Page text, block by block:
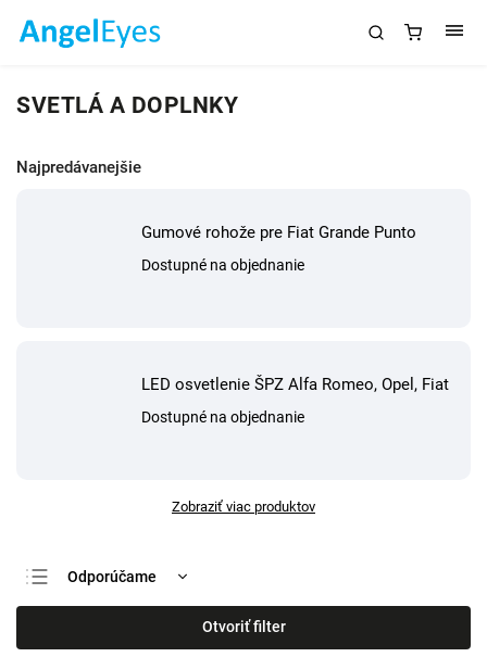
SVETLÁ A DOPLNKY
Najpredávanejšie
Gumové rohože pre Fiat Grande Punto
Dostupné na objednanie
LED osvetlenie ŠPZ Alfa Romeo, Opel, Fiat
Dostupné na objednanie
Zobraziť viac produktov
Odporúčame
Najlacnejšie
Najdrahšie
Otvoriť filter